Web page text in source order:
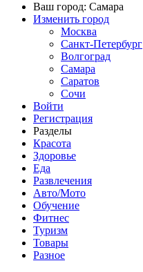
Ваш город: Самара
Изменить город
Москва
Санкт-Петербург
Волгоград
Самара
Саратов
Сочи
Войти
Регистрация
Разделы
Красота
Здоровье
Еда
Развлечения
Авто/Мото
Обучение
Фитнес
Туризм
Товары
Разное